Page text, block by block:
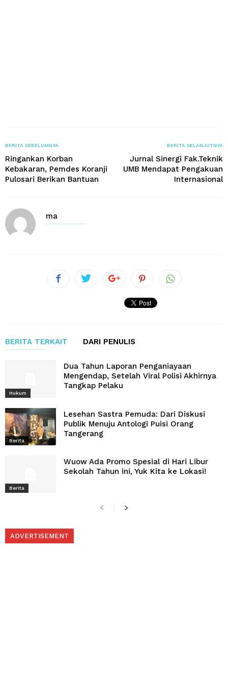
BERITA SEBELUMNYA
Ringankan Korban
Kebakaran, Pemdes Koranji
Pulosari Berikan Bantuan
BERITA SELANJUTNYA
Jurnal Sinergi Fak.Teknik
UMB Mendapat Pengakuan
Internasional
ma
BERITA TERKAIT DARI PENULIS
Hukum
Dua Tahun Laporan Penganiayaan
Mengendap, Setelah Viral Polisi Akhirnya
Tangkap Pelaku
Berita
Lesehan Sastra Pemuda: Dari Diskusi
Publik Menuju Antologi Puisi Orang
Tangerang
Berita
Wuow Ada Promo Spesial di Hari Libur
Sekolah Tahun ini, Yuk Kita ke Lokasi!
ADVERTISEMENT